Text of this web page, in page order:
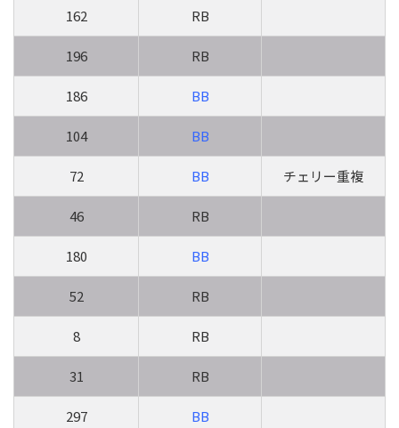
162 RB
196 RB
186 BB
104 BB
72 BB チェリー重複
46 RB
180 BB
52 RB
8 RB
31 RB
297 BB